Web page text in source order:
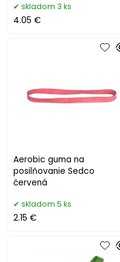
skladom 3 ks
4.05 €
Aerobic guma na
posilňovanie Sedco
červená
skladom 5 ks
2.15 €